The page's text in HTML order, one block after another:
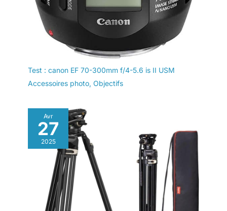
Test : canon EF 70-300mm f/4-5.6 is II USM
Accessoires photo, Objectifs
Avr
27
2025